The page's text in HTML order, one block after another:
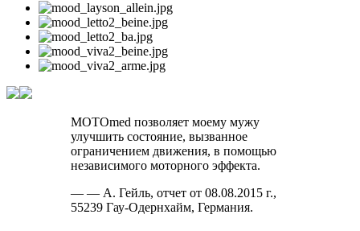
MOTOmed позволяет моему мужу
улучшить состояние, вызванное
ограничением движения, в помощью
независимого моторного эффекта.
— — А. Гейль, отчет от 08.08.2015 г.,
55239 Гау-Одернхайм, Германия.